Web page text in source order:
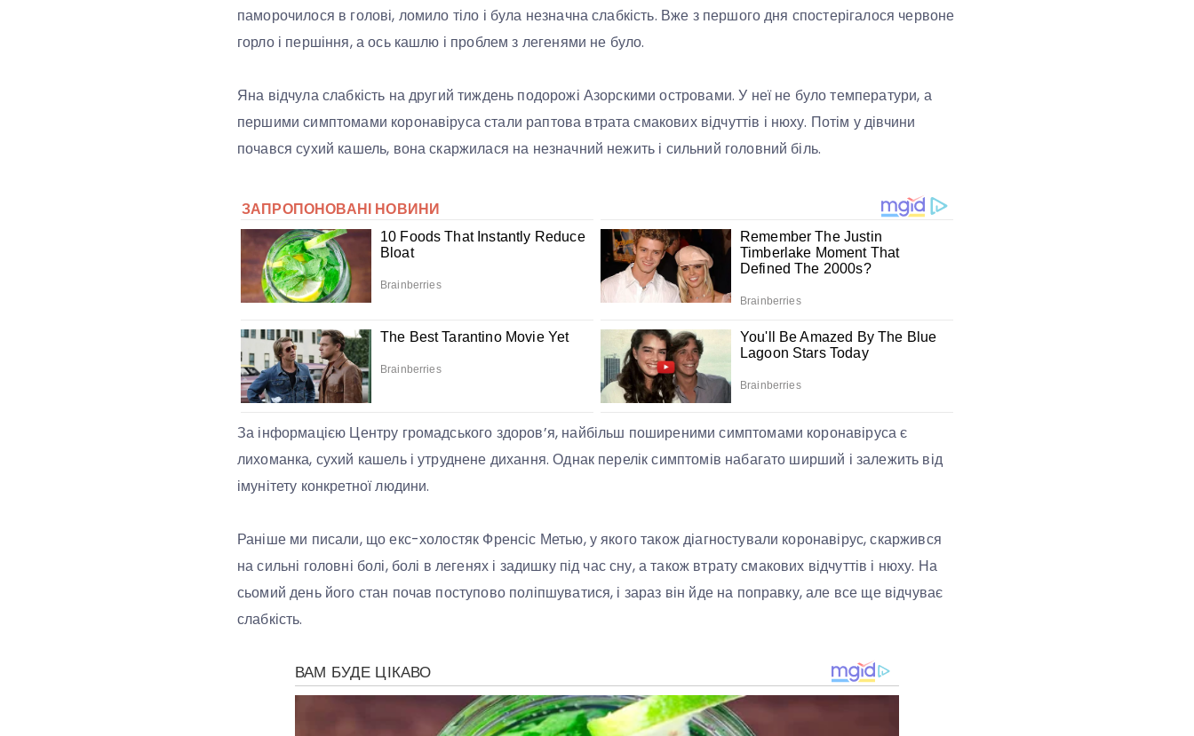
паморочилося в голові, ломило тіло і була незначна слабкість. Вже з першого дня спостерігалося червоне
горло і першіння, а ось кашлю і проблем з легенями не було.
Яна відчула слабкість на другий тиждень подорожі Азорскими островами. У неї не було температури, а
першими симптомами коронавіруса стали раптова втрата смакових відчуттів і нюху. Потім у дівчини
почався сухий кашель, вона скаржилася на незначний нежить і сильний головний біль.
За інформацією Центру громадського здоров’я, найбільш поширеними симптомами коронавіруса є
лихоманка, сухий кашель і утруднене дихання. Однак перелік симптомів набагато ширший і залежить від
імунітету конкретної людини.
Раніше ми писали, що екс-холостяк Френсіс Метью, у якого також діагностували коронавірус, скаржився
на сильні головні болі, болі в легенях і задишку під час сну, а також втрату смакових відчуттів і нюху. На
сьомий день його стан почав поступово поліпшуватися, і зараз він йде на поправку, але все ще відчуває
слабкість.